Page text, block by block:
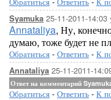
Syamuka 25-11-2011-14:03
Annataliya, Ну,
думаю, тоже будет не
Обратиться - Ответить - К
Annataliya 25-11-2011-
Ответ на комментарий
Обратиться - Ответить - К